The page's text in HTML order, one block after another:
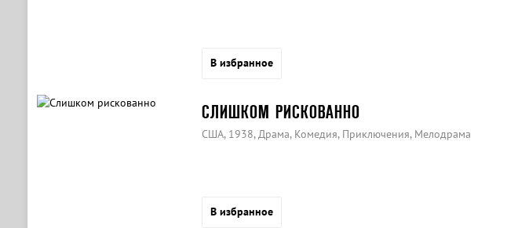
В избранное
СЛИШКОМ РИСКОВАННО
США, 1938, Драма, Комедия, Приключения, Мелодрама
В избранное